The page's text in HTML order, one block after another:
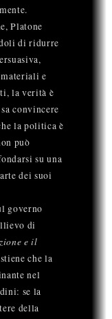
Platone
di ridurre
e
la verità è
convincere
la politica è
può
su una
dei suoi
governo
di
e il
che la
nel
se la
della